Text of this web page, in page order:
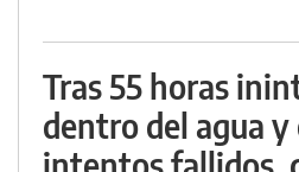
Tras 55 horas
dentro del agua